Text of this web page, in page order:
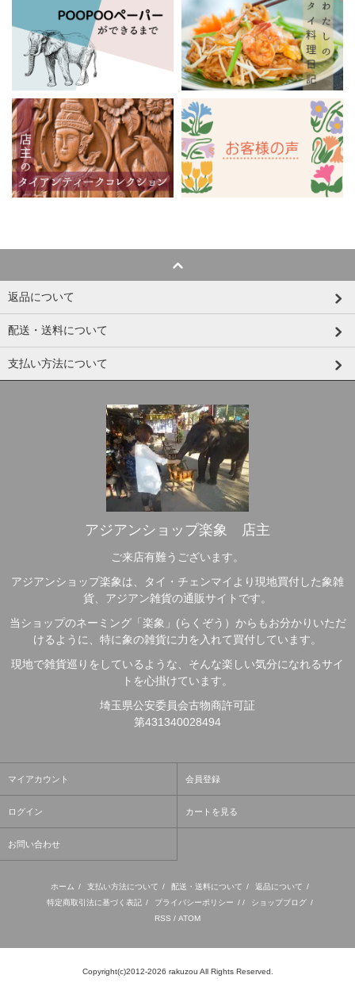
返品について
配送・送料について
支払い方法について
アジアンショップ楽象 店主
ご来店有難うございます。
アジアンショップ楽象は、タイ・チェンマイより現地買付した象雑
貨、アジアン雑貨の通販サイトです。
当ショップのネーミング「楽象」(らくぞう）からもお分かりいただ
けるように、特に象の雑貨に力を入れて買付しています。
現地で雑貨巡りをしているような、そんな楽しい気分になれるサイ
トを心掛けています。
埼玉県公安委員会古物商許可証
第431340028494
マイアカウント 会員登録
ログイン カートを見る
お問い合わせ
ホーム / 支払い方法について / 配送・送料について / 返品について /
特定商取引法に基づく表記 / プライバシーポリシー / / ショップブログ /
RSS / ATOM
Copyright(c)2012-2026 rakuzou All Rights Reserved.